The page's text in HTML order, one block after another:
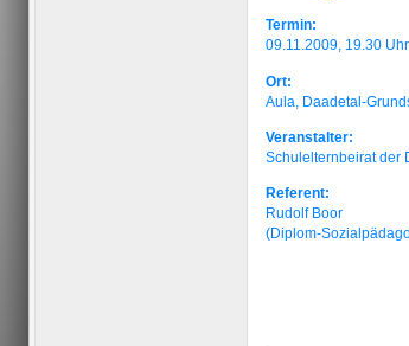
Termin:
09.11.2009, 19.30 Uhr
Ort:
Aula, Daadetal-
Veranstalter:
Schulelternbeirat der
Referent:
Rudolf Boor
(Diplom-